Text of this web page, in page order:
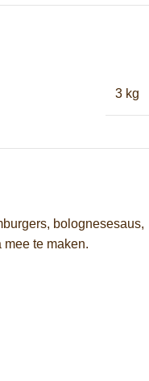
3 kg
bolognesesaus,
te maken.